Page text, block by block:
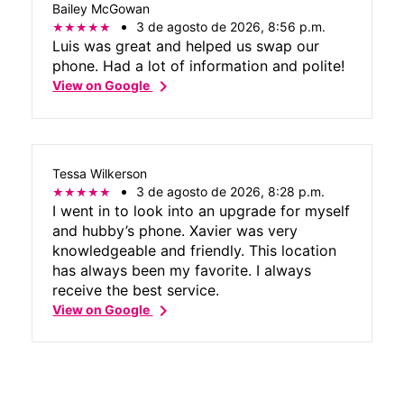
Bailey McGowan
3 de agosto de 2026, 8:56 p.m.
Luis was great and helped us swap our
phone. Had a lot of information and polite!
View on Googlechevron_right
Tessa Wilkerson
3 de agosto de 2026, 8:28 p.m.
I went in to look into an upgrade for myself
and hubby’s phone. Xavier was very
knowledgeable and friendly. This location
has always been my favorite. I always
receive the best service.
View on Googlechevron_right